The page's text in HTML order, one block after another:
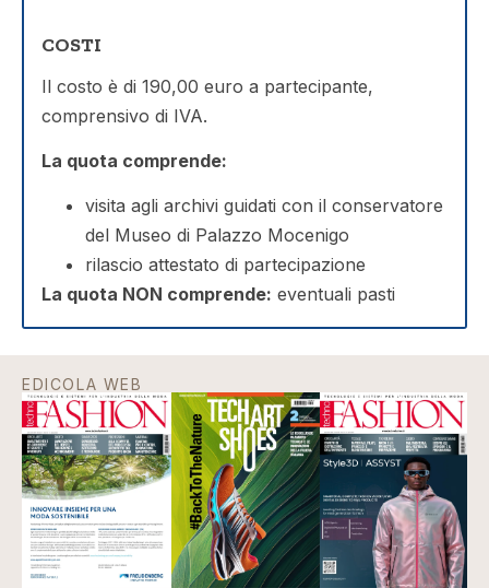
COSTI
Il costo è di 190,00 euro a partecipante,
comprensivo di IVA.
La quota comprende:
visita agli archivi guidati con il conservatore
del Museo di Palazzo Mocenigo
rilascio attestato di partecipazione
La quota NON comprende: eventuali pasti
EDICOLA WEB